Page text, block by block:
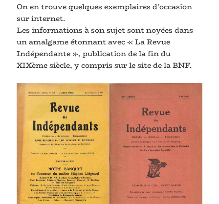
On en trouve quelques exemplaires d’occasion
sur internet.
Les informations à son sujet sont noyées dans
un amalgame étonnant avec « La Revue
Indépendante », publication de la fin du
XIXème siècle, y compris sur le site de la BNF.